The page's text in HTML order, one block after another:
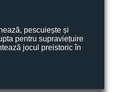
pescuiește și
pentru supraviețuire
jocul preistoric în